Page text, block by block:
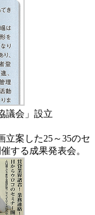
議会」設立
案した25～35のセ
する成果発表会。